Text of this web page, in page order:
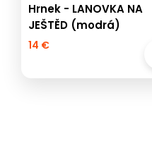
Hrnek - LANOVKA NA
JEŠTĚD (modrá)
14 €